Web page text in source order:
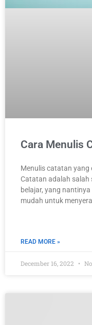
Cara Menulis
Menulis catatan yang
Catatan adalah
belajar, yang
mudah untuk
READ MORE »
December 16, 2022